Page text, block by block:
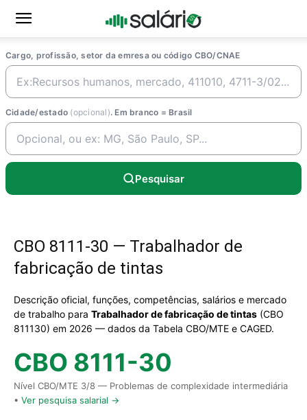
Cargo, profissão, setor da emresa ou código CBO/CNAE
Cidade/estado (opcional). Em branco = Brasil
Pesquisar
CBO 8111-30 — Trabalhador de
fabricação de tintas
Descrição oficial, funções, competências, salários e mercado
de trabalho para Trabalhador de fabricação de tintas (CBO
811130) em 2026 — dados da Tabela CBO/MTE e CAGED.
CBO 8111-30
Nível CBO/MTE 3/8 — Problemas de complexidade intermediária
• Ver pesquisa salarial →